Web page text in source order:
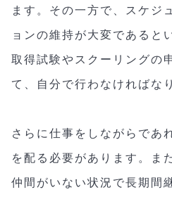
ます。その一方で、スケジ
ョンの維持が大変であると
取得試験やスクーリングの
て、自分で行わなければな
さらに仕事をしながらであ
を配る必要があります。ま
仲間がいない状況で長期間